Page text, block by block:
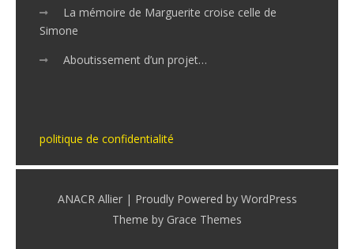
La mémoire de Marguerite croise celle de
Simone
Aboutissement d’un projet…
politique de confidentialité
ANACR Allier | Proudly Powered by WordPress
Theme by Grace Themes